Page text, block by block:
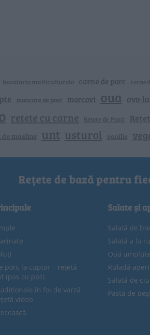
bucataria multiculturala carne de porc carne
mancare de post morcovi oua ovo-
retete cu carne Retete de Pasti
de masline unt usturoi vanilie
Rețete de bază pentru
porc la cuptor – rețetă
(pas cu pas)
în foi de varză
video
Salate și
Salată de
Salată a la
Ouă
Ruladă
Salată de
Pastă de